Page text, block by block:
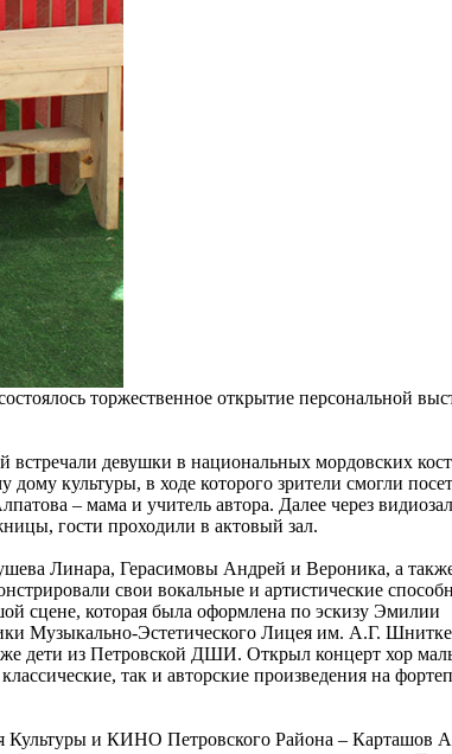
торжественное открытие персональной
девушки в национальных мордовских
культуры, в ходе которого зрители смогли
– мама и учитель автора. Далее через
гости проходили в актовый зал.
Линара, Герасимовы Андрей и Вероника, а
свои вокальные и артистические
сцене, которая была оформлена по эскизу Эмилии
Музыкально-Эстетического Лицея им. А.Г.
дети из Петровской ДШИ. Открыл концерт хор
так и авторские произведения на
Культуры и КИНО Петровского Района – Карташов